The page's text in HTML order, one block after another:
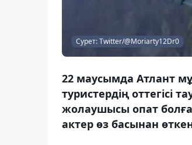
Сурет: Twitter/@Moriarty12Dr0
22 маусымда Атлант
туристердің оттегісі
жолаушысы опат
актер өз басынан